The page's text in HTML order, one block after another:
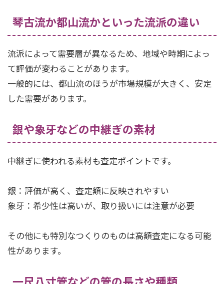
琴古流か都山流かといった流派の違い
流派によって需要層が異なるため、地域や時期によっ
て評価が変わることがあります。
一般的には、都山流のほうが市場規模が大きく、安定
した需要があります。
銀や象牙などの中継ぎの素材
中継ぎに使われる素材も査定ポイントです。
銀：評価が高く、査定額に反映されやすい
象牙：希少性は高いが、取り扱いには注意が必要
その他にも特別なつくりのものは高額査定になる可能
性があります。